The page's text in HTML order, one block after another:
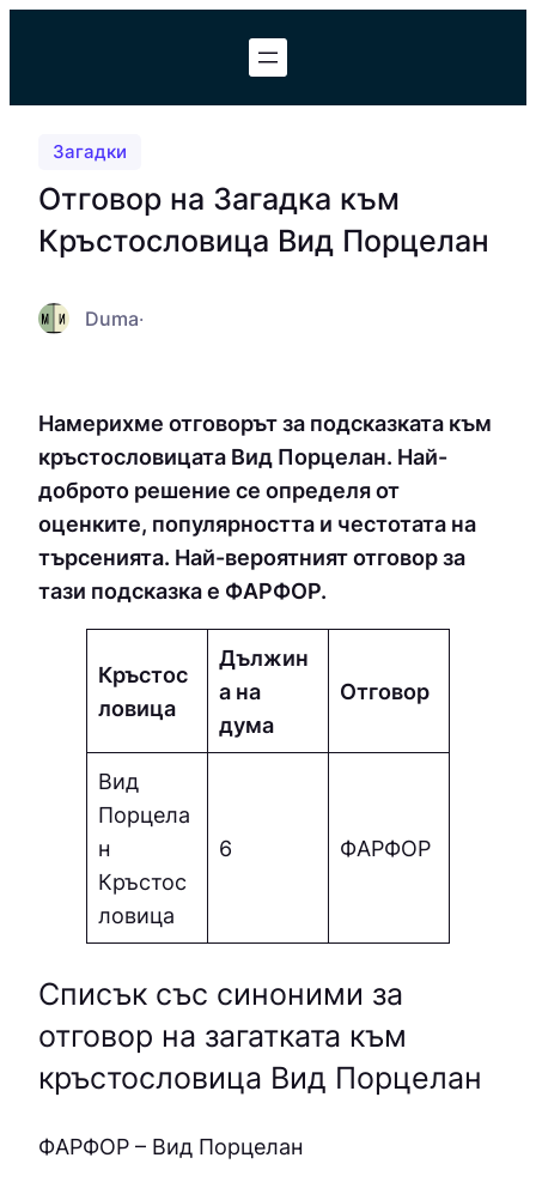
Загадки
Отговор на Загадка към
Кръстословица Вид Порцелан
Duma·
Намерихме отговорът за подсказката към
кръстословицата Вид Порцелан. Най-
доброто решение се определя от
оценките, популярността и честотата на
търсенията. Най-вероятният отговор за
тази подсказка е ФAPФOP.
Кръстос
ловица
Дължин
а на
дума
Отговор
Вид
Порцела
н
Кръстос
ловица
6 ФAPФOP
Списък със синоними за
отговор на загатката към
кръстословица Вид Порцелан
ФAPФOP – Вид Порцелан